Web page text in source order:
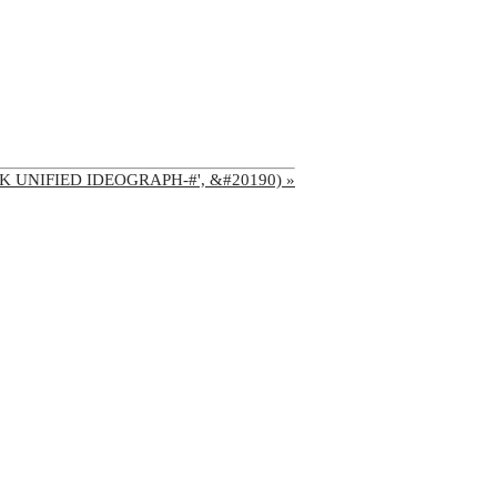
UNIFIED IDEOGRAPH-#', &#20190) »